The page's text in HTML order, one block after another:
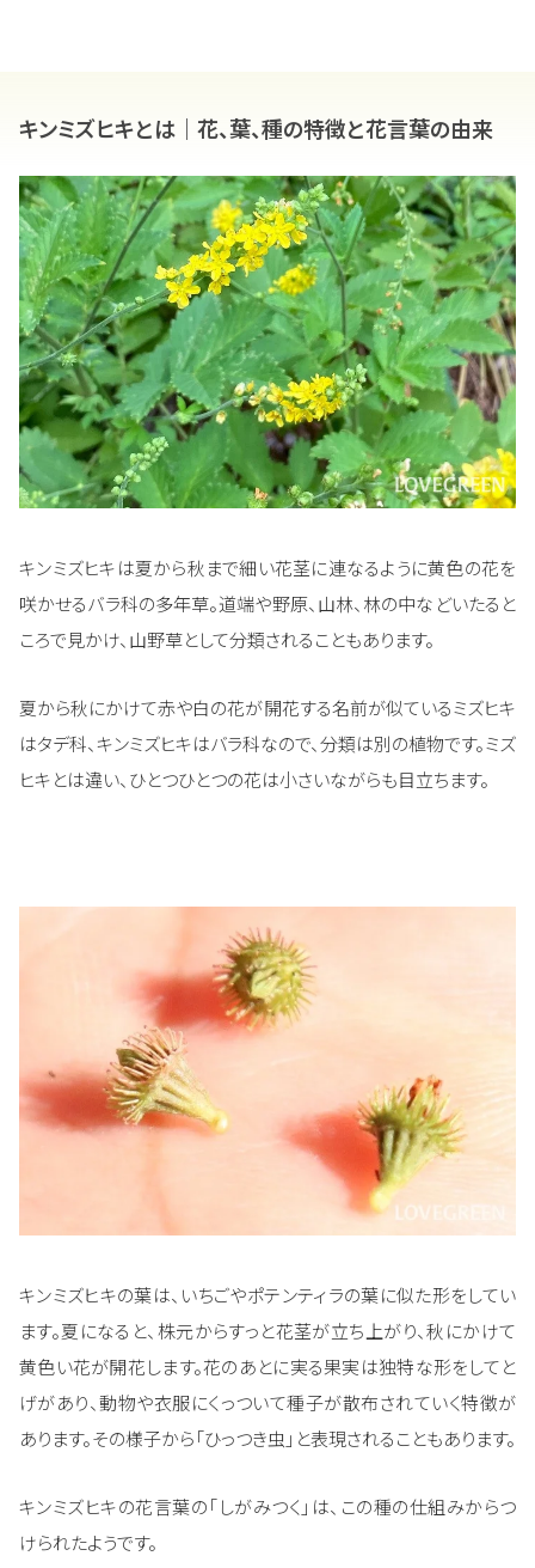
キンミズヒキとは｜花、葉、種の特徴と花言葉の由来
キンミズヒキは夏から秋まで細い花茎に連なるように黄色の花を
咲かせるバラ科の多年草。道端や野原、山林、林の中などいたると
ころで見かけ、山野草として分類されることもあります。
夏から秋にかけて赤や白の花が開花する名前が似ているミズヒキ
はタデ科、キンミズヒキはバラ科なので、分類は別の植物です。ミズ
ヒキとは違い、ひとつひとつの花は小さいながらも目立ちます。
キンミズヒキの葉は、いちごやポテンティラの葉に似た形をしてい
ます。夏になると、株元からすっと花茎が立ち上がり、秋にかけて
黄色い花が開花します。花のあとに実る果実は独特な形をしてと
げがあり、動物や衣服にくっついて種子が散布されていく特徴が
あります。その様子から「ひっつき虫」と表現されることもあります。
キンミズヒキの花言葉の「しがみつく」は、この種の仕組みからつ
けられたようです。